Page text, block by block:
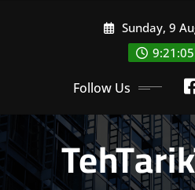
Sunday, 9
Follow Us